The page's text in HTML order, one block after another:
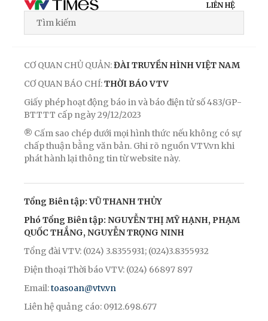
LIÊN HỆ
CƠ QUAN CHỦ QUẢN:ĐÀI TRUYỀN HÌNH VIỆT NAM
CƠ QUAN BÁO CHÍ:THỜI BÁO VTV
Giấy phép hoạt động báo in và báo điện tử số 483/GP-
BTTTT cấp ngày 29/12/2023
® Cấm sao chép dưới mọi hình thức nếu không có sự
chấp thuận bằng văn bản. Ghi rõ nguồn VTV.vn khi
phát hành lại thông tin từ website này.
Tổng Biên tập: VŨ THANH THỦY
Phó Tổng Biên tập: NGUYỄN THỊ MỸ HẠNH, PHẠM
QUỐC THẮNG, NGUYỄN TRỌNG NINH
Tổng đài VTV: (024) 3.8355931; (024)3.8355932
Điện thoại Thời báo VTV: (024) 66897 897
Email:toasoan@vtv.vn
Liên hệ quảng cáo: 0912.698.677